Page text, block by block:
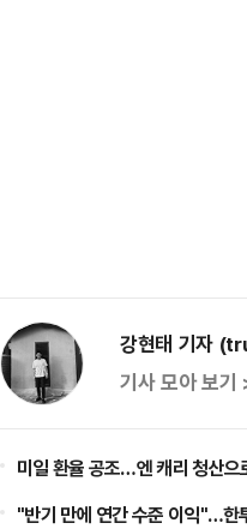
강현태 기자
기사 모아 보기
미일 환율 공조…엔 캐리 청산으
"반기 만에 연간 수준 이익"…한